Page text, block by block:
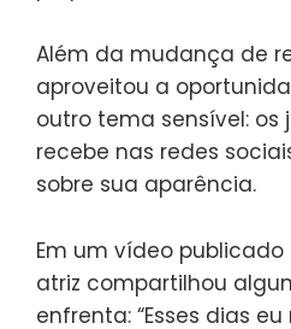
Além da mudança de
aproveitou a
outro tema sensível: os
recebe nas redes
sobre sua aparência.
Em um vídeo
atriz compartilhou
enfrenta: “Esses dias